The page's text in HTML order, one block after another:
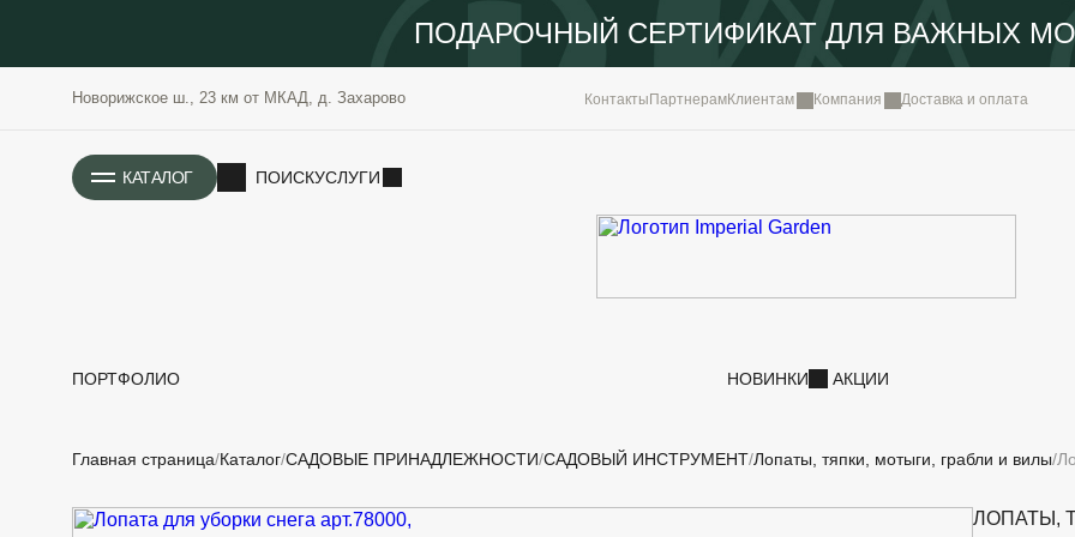
ПОДАРОЧНЫЙ СЕРТИФИКАТ ДЛЯ ВАЖНЫХ
Новорижское ш., 23 км от МКАД, д. Захарово Контакты ПартнерамКлиентам Компания Доставка и оплата
КАТАЛОГ ПОИСКУСЛУГИ
ПОРТФОЛИО НОВИНКИ АКЦИИ
РАСТЕНИЯ
ОЗЕЛЕНЕНИЕ
ИСТОРИЯ
Главная страница Каталог САДОВЫЕ ПРИНАДЛЕЖНОСТИ САДОВЫЙ ИНСТРУМЕНТ Лопаты, тяпки, мотыги, грабли и вилы
ЛОПАТЫ,